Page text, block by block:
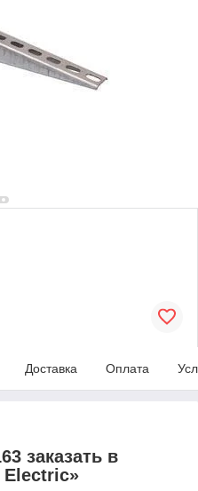
Доставка Оплата
заказать в